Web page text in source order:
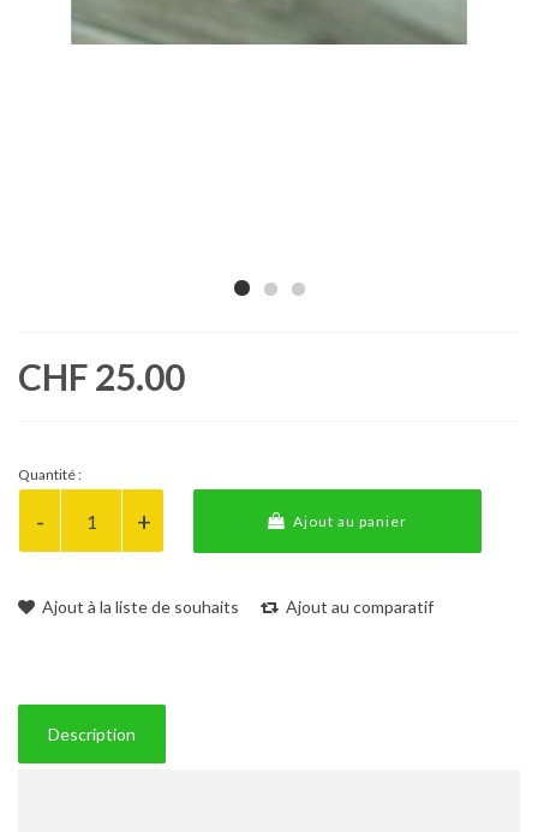
CHF 25.00
Quantité :
Ajout au panier
Ajout à la liste de souhaits Ajout au comparatif
Description